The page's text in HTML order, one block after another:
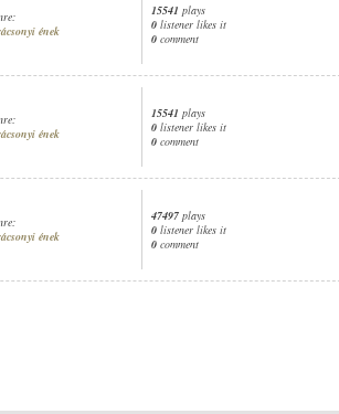
ének
15541 plays
0 listener likes it
0 comment
ének
15541 plays
0 listener likes it
0 comment
ének
47497 plays
0 listener likes it
0 comment